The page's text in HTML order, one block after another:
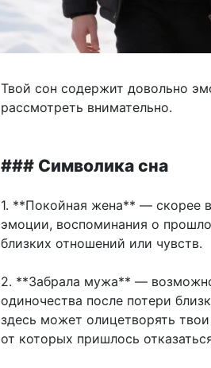
Твой сон содержит довольно
рассмотреть внимательно.
### Символика сна
1. **Покойная жена** — скорее
эмоции, воспоминания о
близких отношений или чувств.
2. **Забрала мужа** —
одиночества после потери
здесь может олицетворять
от которых пришлось